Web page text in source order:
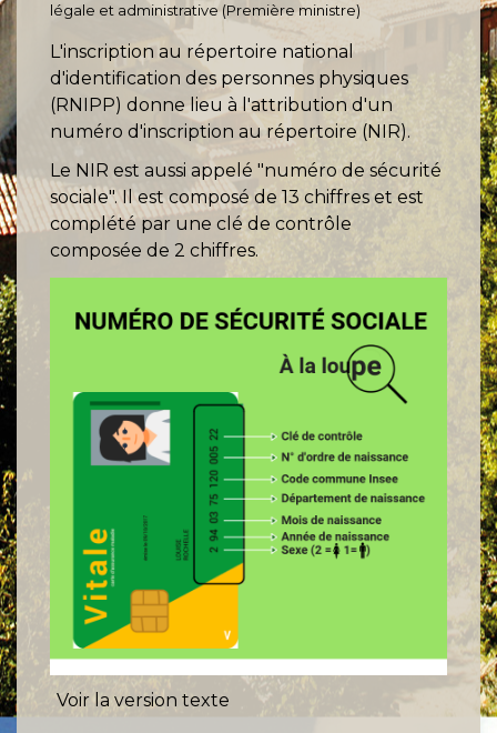
légale et administrative (Première ministre)
L'inscription au répertoire national
d'identification des personnes physiques
(RNIPP) donne lieu à l'attribution d'un
numéro d'inscription au répertoire (NIR).
Le NIR est aussi appelé "numéro de sécurité
sociale". Il est composé de 13 chiffres et est
complété par une clé de contrôle
composée de 2 chiffres.
Voir la version texte